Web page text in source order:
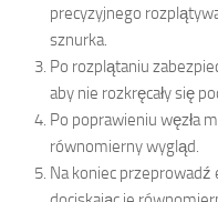
precyzyjnego
sznurka.
Po rozplątaniu
aby nie rozkręcały się
Po poprawieniu węzła
równomierny wygląd.
Na koniec